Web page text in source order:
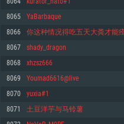
최소사양
운영체제: Windows 10 (64 bit)
프로세서: 2.2 GHz 듀얼코어 이상
메모리: 4GB
그래픽 카드: DirectX 11 이상을 지
GeForce GT 660. 최소 사양 해상도:
최소사양
운영체제: Mac OS Big Sur 11.0
프로세서: 최소 2.2 GHz의 Core i5
메모리: 6 GB
그래픽 카드: Metal 을 지원하는
능을 가지는 Mac 버전의 AMD/
최소사양
운영체제: 64bit Linux 중 최신 버전
프로세서: 2.4 GHz 듀얼코어
메모리: 4 GB
그래픽 카드: Vulkan 을 지원하고,
660 (6개월 미만) 혹은 그와 동급의
8064 kurator_nato#1
8065 YaBarbaque
8066 你这种情况得吃五天大粪才能
8067 shady_dragon
8068 xhzsz666
8069 Youmad6616@live
8070 yuxia#1
8071 土豆洋芋与马铃薯